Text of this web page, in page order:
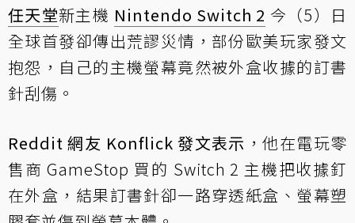
任天堂新主機 Nintendo Switch 2 今（5）日
全球首發卻傳出荒謬災情，部份歐美玩家發文
抱怨，自己的主機螢幕竟然被外盒收據的訂書
針刮傷。
Reddit 網友 Konflick 發文表示 ，他在電玩零
售商 GameStop 買的 Switch 2 主機把收據釘
在外盒，結果訂書針卻一路穿透紙盒、螢幕塑